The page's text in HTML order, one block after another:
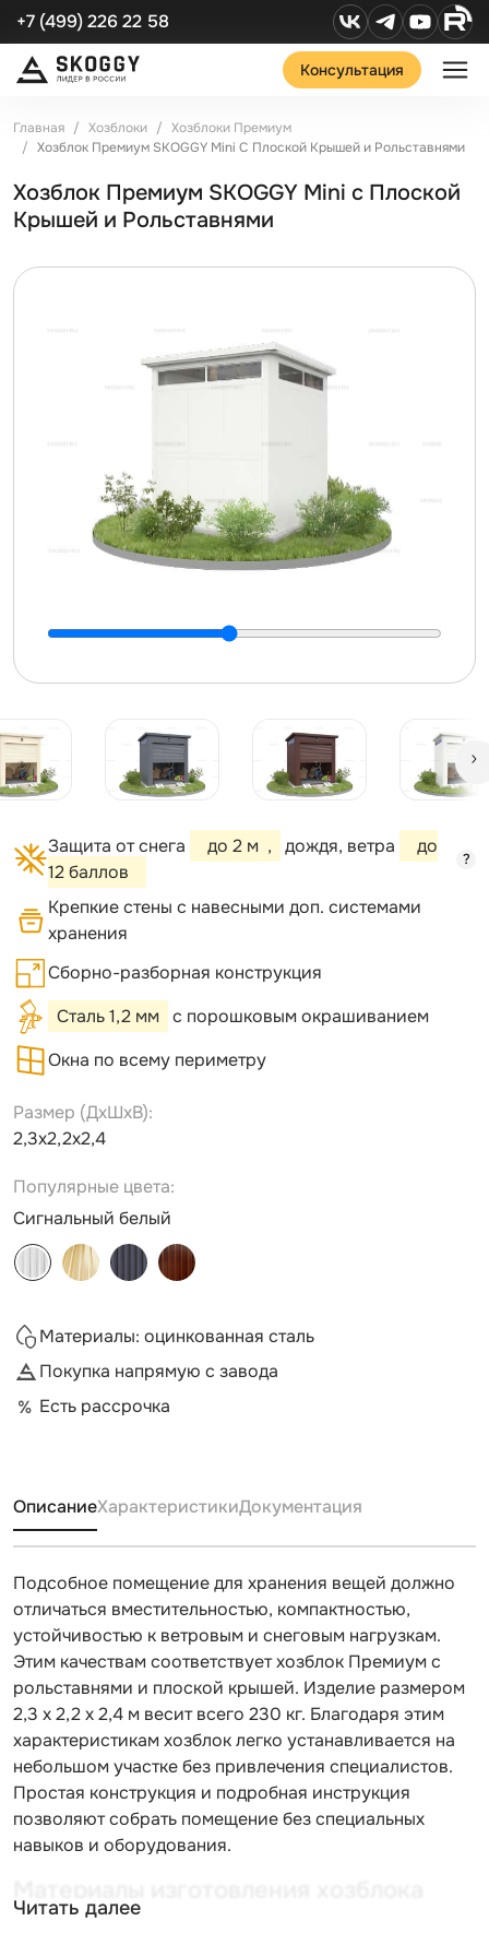
+7 (499) 226 22 58
Консультация
Главная Хозблоки
Хозблоки Премиум
Хозблок Премиум SKOGGY Mini С Плоской Крышей и Рольставнями
Хозблок Премиум SKOGGY Mini с Плоской
Крышей и Рольставнями
Защита от снега до 2 м , дождя, ветра
до
12 баллов
?
Крепкие стены с навесными доп. системами
хранения
Сборно-разборная конструкция
Сталь 1,2 мм
с порошковым окрашиванием
Окна по всему периметру
Размер (ДxШxВ):
2,3х2,2х2,4
Популярные цвета:
Сигнальный белый
Материалы: оцинкованная сталь
Покупка напрямую с завода
Есть рассрочка
ОписаниеХарактеристикиДокументация
Подсобное помещение для хранения вещей должно
отличаться вместительностью, компактностью,
устойчивостью к ветровым и снеговым нагрузкам.
Этим качествам соответствует хозблок Премиум с
рольставнями и плоской крышей. Изделие размером
2,3 х 2,2 х 2,4 м весит всего 230 кг. Благодаря этим
характеристикам хозблок легко устанавливается на
небольшом участке без привлечения специалистов.
Простая конструкция и подробная инструкция
позволяют собрать помещение без специальных
навыков и оборудования.
Премиум СКОГГИ
Читать далее